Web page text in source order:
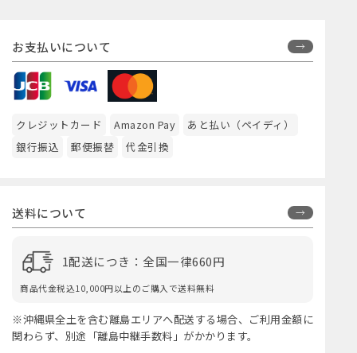
お支払いについて
クレジットカード Amazon Pay
あと払い（ペイディ）
銀行振込
郵便振替 代金引換
送料について
1配送につき：全国一律660円
商品代金税込10,000円以上のご購入で送料無料
※沖縄県全土を含む離島エリアへ配送する場合、ご利用金額に
関わらず、別途「離島中継手数料」がかかります。